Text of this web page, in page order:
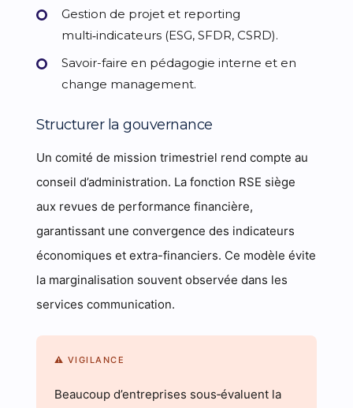
Gestion de projet et reporting
multi‑indicateurs (ESG, SFDR, CSRD).
Savoir-faire en pédagogie interne et en
change management.
Structurer la gouvernance
Un comité de mission trimestriel rend compte au
conseil d’administration. La fonction RSE siège
aux revues de performance financière,
garantissant une convergence des indicateurs
économiques et extra-financiers. Ce modèle évite
la marginalisation souvent observée dans les
services communication.
⚠ VIGILANCE
Beaucoup d’entreprises sous‑évaluent la